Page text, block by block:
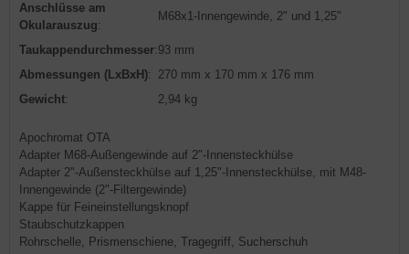
Anschlüsse am
Okularauszug:
M68x1-Innengewinde, 2" und 1,25"
Taukappendurchmesser: 93 mm
Abmessungen (LxBxH):
270 mm x 170 mm x 176 mm
Gewicht: 2,94 kg
Apochromat OTA
Adapter M68-Außengewinde auf 2"-Innensteckhülse
Adapter 2"-Außensteckhülse auf 1,25"-Innensteckhülse, mit M48-
Innengewinde (2"-Filtergewinde)
Kappe für Feineinstellungsknopf
Staubschutzkappen
Rohrschelle, Prismenschiene, Tragegriff, Sucherschuh